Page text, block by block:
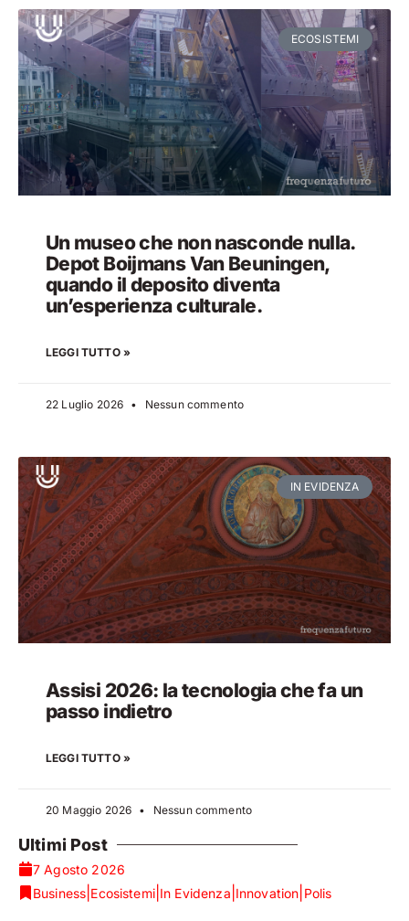
ECOSISTEMI
Un museo che non nasconde nulla.
Depot Boijmans Van Beuningen,
quando il deposito diventa
un’esperienza culturale.
LEGGI TUTTO »
22 Luglio 2026 Nessun commento
IN EVIDENZA
Assisi 2026: la tecnologia che fa un
passo indietro
LEGGI TUTTO »
20 Maggio 2026 Nessun commento
Ultimi Post
7 Agosto 2026
Business Ecosistemi| In Evidenza Innovation Polis